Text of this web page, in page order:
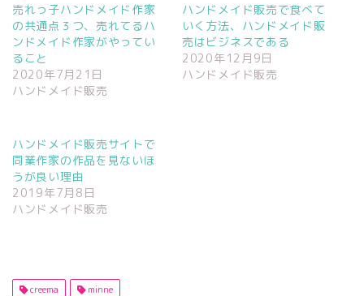
売れっ子ハンドメイド作家
の共通点３つ、売れてるハ
ンドメイド作家がやってい
ること
2020年7月21日
ハンドメイド販売
ハンドメイド販売で食べて
いく方法、ハンドメイド販
売はビジネスである
2020年12月9日
ハンドメイド販売
ハンドメイド販売サイトで
同業作家の作品を見ないほ
うが良い理由
2019年7月8日
ハンドメイド販売
creema minne